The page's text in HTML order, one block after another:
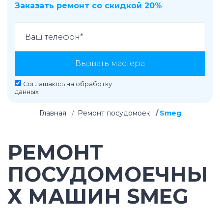
Заказать ремонт со скидкой 20%
Вызвать мастера
Соглашаюсь на обработку
данных
Главная Ремонт посудомоек Smeg
РЕМОНТ
ПОСУДОМОЕЧНЫ
Х МАШИН SMEG